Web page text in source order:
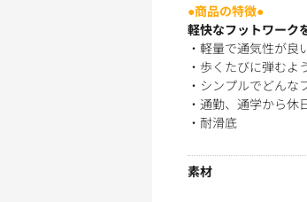
●商品の特徴●
軽快なフットワーク
・軽量で通気性が
・歩くたびに弾むよ
・シンプルでどん
・通勤、通学から
・耐滑底
素材